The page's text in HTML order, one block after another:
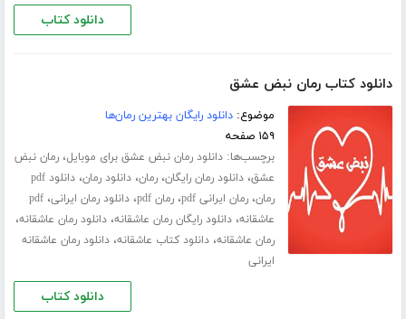
دانلود کتاب
دانلود کتاب رمان نبض عشق
موضوع:دانلود رایگان بهترین رمان‌ها
۱۵۹ صفحه
برچسب‌ها:دانلود رمان نبض عشق برای موبایل،رمان نبض
عشق،دانلود رمان رایگان،رمان،دانلود رمان،
دانلود pdf
رمان،رمان ایرانی pdf ،رمان pdf ،دانلود رمان ایرانی،pdf
عاشقانه،دانلود رایگان رمان عاشقانه،دانلود رمان عاشقانه،
رمان عاشقانه،دانلود کتاب عاشقانه،دانلود رمان عاشقانه
ایرانی
دانلود کتاب